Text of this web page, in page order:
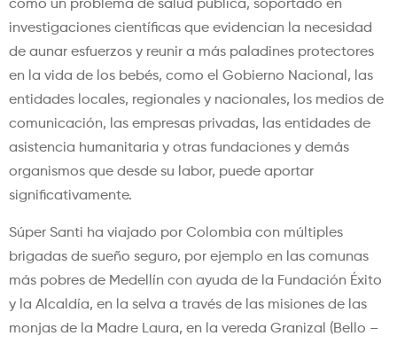
como un problema de salud pública, soportado en
investigaciones científicas que evidencian la necesidad
de aunar esfuerzos y reunir a más paladines protectores
en la vida de los bebés, como el Gobierno Nacional, las
entidades locales, regionales y nacionales, los medios de
comunicación, las empresas privadas, las entidades de
asistencia humanitaria y otras fundaciones y demás
organismos que desde su labor, puede aportar
significativamente.
Súper Santi ha viajado por Colombia con múltiples
brigadas de sueño seguro, por ejemplo en las comunas
más pobres de Medellín con ayuda de la Fundación Éxito
y la Alcaldía, en la selva a través de las misiones de las
monjas de la Madre Laura, en la vereda Granizal (Bello –